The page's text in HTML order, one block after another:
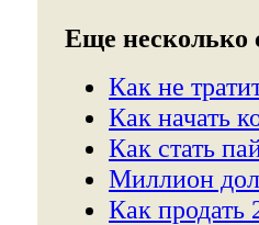
Еще несколько
Как не
Как начать
Как стать
Миллион
Как продать